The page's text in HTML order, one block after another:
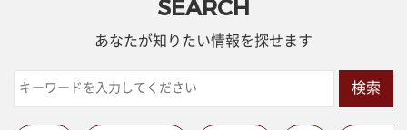
SEARCH
あなたが知りたい情報を探せます
検索